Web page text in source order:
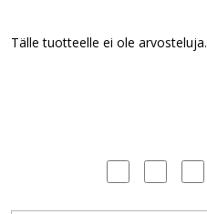
Tälle tuotteelle ei ole arvosteluja.